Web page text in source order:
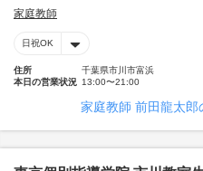
家庭教師
日祝OK
住所
千葉県市川市富浜
本日の営業状況 13:00〜21:00
家庭教師 前田龍太郎